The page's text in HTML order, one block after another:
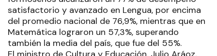
satisfactorio y avanzado en Lengua, por encima
del promedio nacional de 76,9%, mientras que en
Matemática lograron un 57,3%, superando
también la media del país, que fue del 55%.